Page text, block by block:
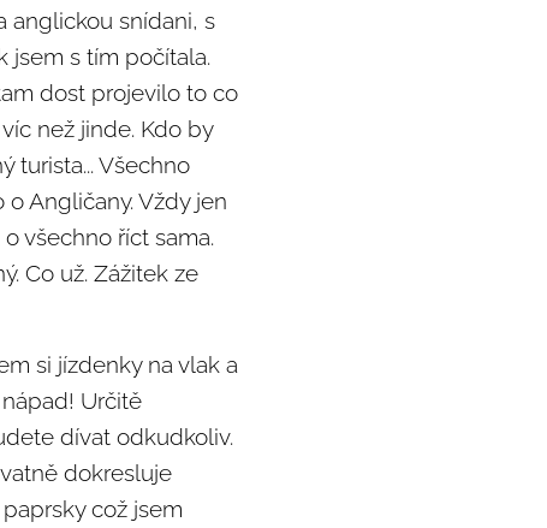
anglickou snídani, s
jsem s tím počítala.
dost projevilo to co
než jinde. Kdo by
turista... Všechno
Angličany. Vždy jen
všechno říct sama.
Co už. Zážitek ze
si jízdenky na vlak a
Určitě
dívat odkudkoliv.
dokresluje
což jsem